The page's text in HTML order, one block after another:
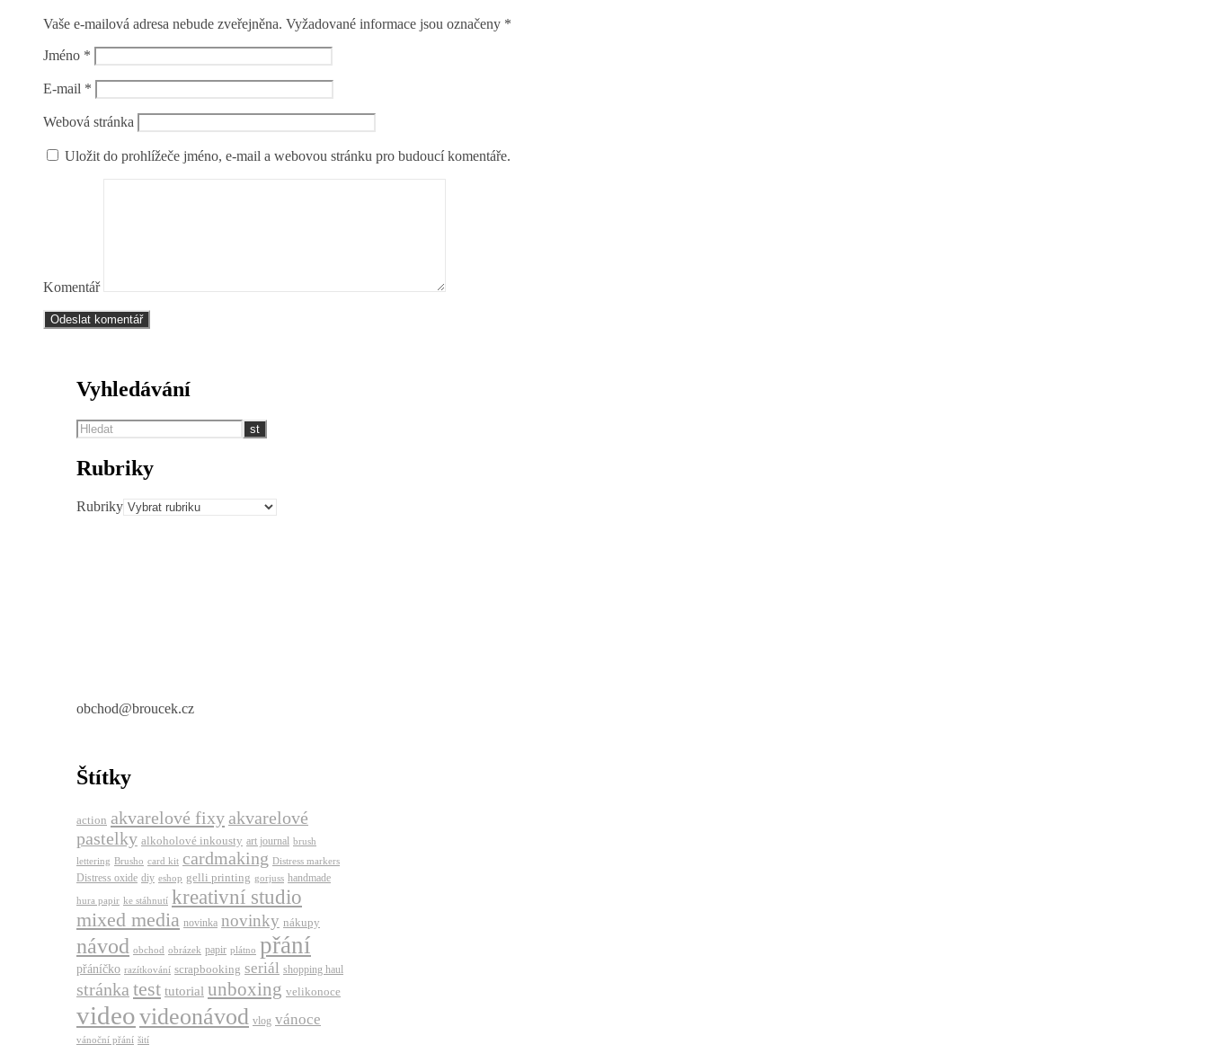
Vaše e-mailová adresa nebude zveřejněna. Vyžadované informace jsou označeny *
Jméno *
E-mail *
Webová stránka
Uložit do prohlížeče jméno, e-mail a webovou stránku pro budoucí komentáře.
Komentář
Vyhledávání
Rubriky
Rubriky
obchod@broucek.cz
Štítky
action akvarelové fixyakvarelové
pastelky alkoholové inkousty art journal brush
lettering Brusho card kit cardmaking Distress markers
Distress oxide diy eshop gelli printing gorjuss handmade
hura papir ke stáhnutí kreativní studio
mixed media novinka novinky nákupy
návod obchod obrázek papir plátno přání
přáníčko razítkování scrapbooking seriál shopping haul
stránka test tutorial unboxing velikonoce
videovideonávod vlog vánoce
vánoční přání šití